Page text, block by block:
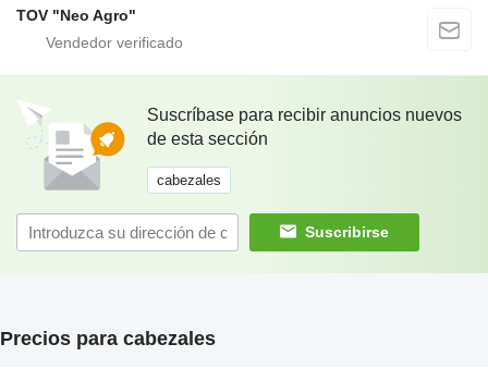
TOV "Neo Agro"
Suscríbase para recibir anuncios nuevos
de esta sección
cabezales
Suscribirse
Precios para cabezales